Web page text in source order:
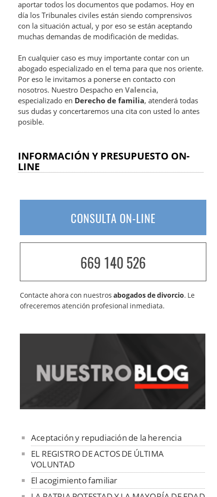
aportar todos los documentos que podamos. Hoy en
día los Tribunales civiles están siendo comprensivos
con la situación actual, y por eso se están aceptando
muchas demandas de modificación de medidas.
En cualquier caso es muy importante contar con un
abogado especializado en el tema para que nos oriente.
Por eso le invitamos a ponerse en contacto con
nosotros. Nuestro Despacho enValencia,
especializado en Derecho de familia, atenderá todas
sus dudas y concertaremos una cita con usted lo antes
posible.
INFORMACIÓN Y PRESUPUESTO ON-
LINE
CONSULTA ON-LINE
669 140 526
Contacte ahora con nuestrosabogados de divorcio. Le
ofreceremos atención profesional inmediata.
Aceptación y repudiación de la herencia
EL REGISTRO DE ACTOS DE ÚLTIMA
VOLUNTAD
El acogimiento familiar